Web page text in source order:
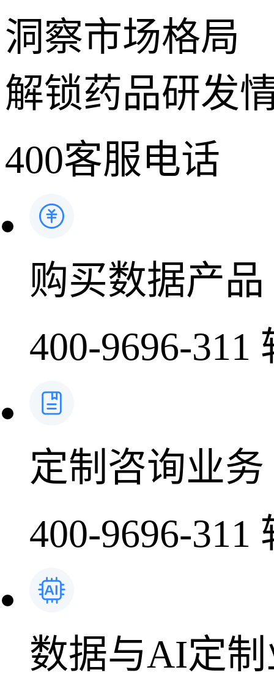
洞察市场格局
解锁药品研发
400客服电话
购买数据产品
400-9696-311
定制咨询业务
400-9696-311
数据与AI定